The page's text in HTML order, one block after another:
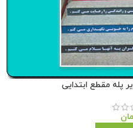
پله مقطع ابتدایی